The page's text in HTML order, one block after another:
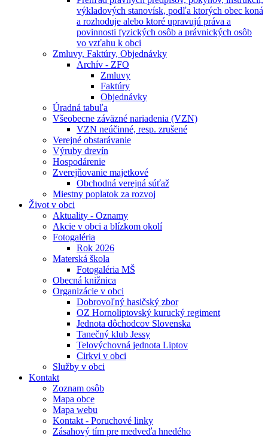
výkladových stanovísk, podľa ktorých obec koná
a rozhoduje alebo ktoré upravujú práva a
povinnosti fyzických osôb a právnických osôb
vo vzťahu k obci
Zmluvy, Faktúry, Objednávky
Archív - ZFO
Zmluvy
Faktúry
Objednávky
Úradná tabuľa
Všeobecne záväzné nariadenia (VZN)
VZN neúčinné, resp. zrušené
Verejné obstarávanie
Výruby drevín
Hospodárenie
Zverejňovanie majetkové
Obchodná verejná súťaž
Miestny poplatok za rozvoj
Život v obci
Aktuality - Oznamy
Akcie v obci a blízkom okolí
Fotogaléria
Rok 2026
Materská škola
Fotogaléria MŠ
Obecná knižnica
Organizácie v obci
Dobrovoľný hasičský zbor
OZ Hornoliptovský kurucký regiment
Jednota dôchodcov Slovenska
Tanečný klub Jessy
Telovýchovná jednota Liptov
Cirkvi v obci
Služby v obci
Kontakt
Zoznam osôb
Mapa obce
Mapa webu
Kontakt - Poruchové linky
Zásahový tím pre medveďa hnedého